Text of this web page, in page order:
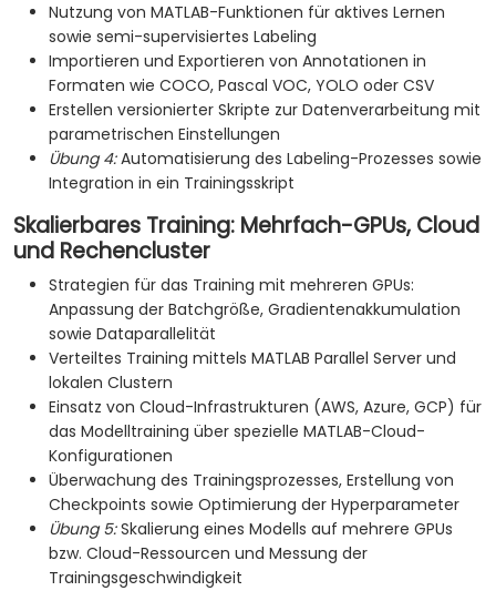
Nutzung von MATLAB-Funktionen für aktives Lernen
sowie semi-supervisiertes Labeling
Importieren und Exportieren von Annotationen in
Formaten wie COCO, Pascal VOC, YOLO oder CSV
Erstellen versionierter Skripte zur Datenverarbeitung mit
parametrischen Einstellungen
Übung 4:Automatisierung des Labeling-Prozesses sowie
Integration in ein Trainingsskript
Skalierbares Training: Mehrfach-GPUs, Cloud
und Rechencluster
Strategien für das Training mit mehreren GPUs:
Anpassung der Batchgröße, Gradientenakkumulation
sowie Dataparallelität
Verteiltes Training mittels MATLAB Parallel Server und
lokalen Clustern
Einsatz von Cloud-Infrastrukturen (AWS, Azure, GCP) für
das Modelltraining über spezielle MATLAB-Cloud-
Konfigurationen
Überwachung des Trainingsprozesses, Erstellung von
Checkpoints sowie Optimierung der Hyperparameter
Übung 5:Skalierung eines Modells auf mehrere GPUs
bzw. Cloud-Ressourcen und Messung der
Trainingsgeschwindigkeit